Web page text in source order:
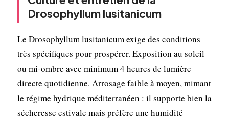
Drosophyllum lusitanicum
Le Drosophyllum lusitanicum exige des conditions
très spécifiques pour prospérer. Exposition au soleil
ou mi-ombre avec minimum 4 heures de lumière
directe quotidienne. Arrosage faible à moyen, mimant
le régime hydrique méditerranéen : il supporte bien la
sécheresse estivale mais préfère une humidité